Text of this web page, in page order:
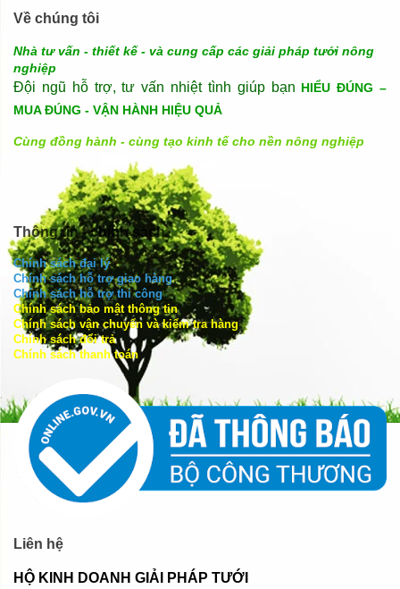
Về chúng tôi
Nhà tư vấn - thiết kế - và cung cấp các giải pháp tưới nông
nghiệp
Đội ngũ hỗ trợ, tư vấn nhiệt tình giúp bạn HIỂU ĐÚNG –
MUA ĐÚNG - VẬN HÀNH HIỆU QUẢ
Cùng đồng hành - cùng tạo kinh tế cho nền nông nghiệp
Thông tin - chính sách
Chính sách đại lý
Chính sách hỗ trợ giao hàng
Chính sách hỗ trợ thi công
Chính sách bảo mật thông tin
Chính sách vận chuyển và kiểm tra hàng
Chính sách đổi trả
Chính sách thanh toán
Liên hệ
HỘ KINH DOANH GIẢI PHÁP TƯỚI